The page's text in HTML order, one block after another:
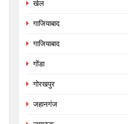
खेल
गाजियाबाद
गाजियाबाद
गोंडा
गोरखपुर
जहानगंज